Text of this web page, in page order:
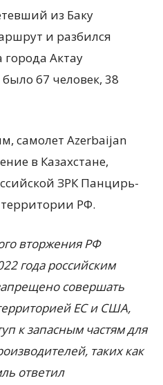
из Баку
и разбился
города Актау
67 человек, 38
самолет Azerbaijan
в Казахстане,
ЗРК Панцирь-
РФ.
вторжения РФ
года российским
совершать
ЕС и США,
к запасным частям для
таких как
ответил